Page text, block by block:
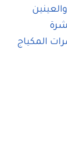
والعينين
المكياج